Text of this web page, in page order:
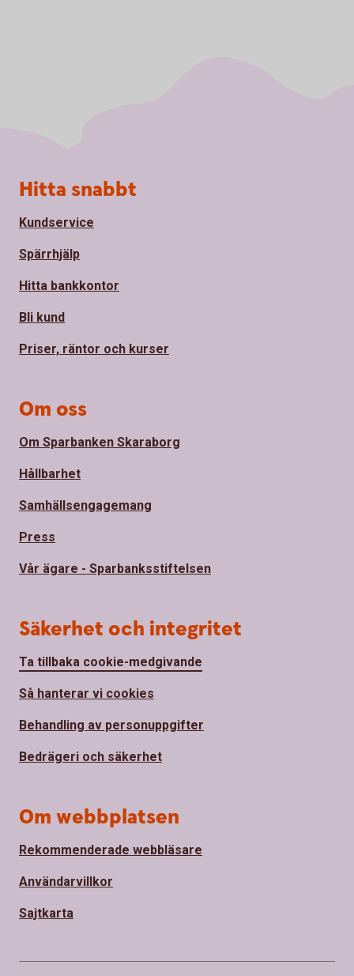
Sidfot
Hitta snabbt
Kundservice
Spärrhjälp
Hitta bankkontor
Bli kund
Priser, räntor och kurser
Om oss
Om Sparbanken Skaraborg
Hållbarhet
Samhällsengagemang
Press
Vår ägare - Sparbanksstiftelsen
Säkerhet och integritet
Ta tillbaka cookie-medgivande
Så hanterar vi cookies
Behandling av personuppgifter
Bedrägeri och säkerhet
Om webbplatsen
Rekommenderade webbläsare
Användarvillkor
Sajtkarta